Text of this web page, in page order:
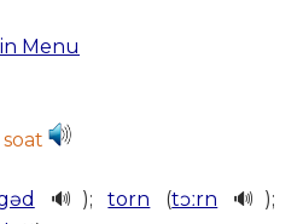
Menu
soat
🔊);torn (tɔːrn 🔊);